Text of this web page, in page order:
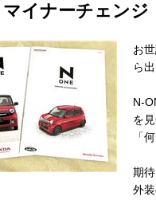
マイナーチェンジ
お
ら
N-
を
「
期
外